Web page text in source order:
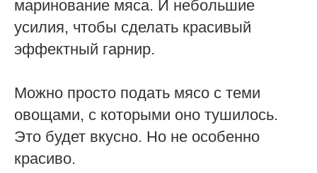
маринование мяса. И небольшие
усилия, чтобы сделать красивый
эффектный гарнир.
Можно просто подать мясо с теми
овощами, с которыми оно тушилось.
Это будет вкусно. Но не особенно
красиво.